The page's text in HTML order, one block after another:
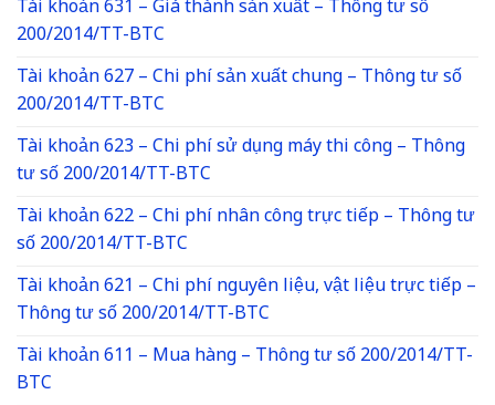
Tài khoản 631 – Giá thành sản xuất – Thông tư số
200/2014/TT-BTC
Tài khoản 627 – Chi phí sản xuất chung – Thông tư số
200/2014/TT-BTC
Tài khoản 623 – Chi phí sử dụng máy thi công – Thông
tư số 200/2014/TT-BTC
Tài khoản 622 – Chi phí nhân công trực tiếp – Thông tư
số 200/2014/TT-BTC
Tài khoản 621 – Chi phí nguyên liệu, vật liệu trực tiếp –
Thông tư số 200/2014/TT-BTC
Tài khoản 611 – Mua hàng – Thông tư số 200/2014/TT-
BTC